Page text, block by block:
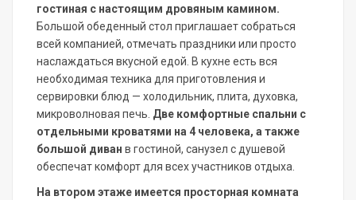
гостиная с настоящим дровяным камином.
Большой обеденный стол приглашает собраться
всей компанией, отмечать праздники или просто
наслаждаться вкусной едой. В кухне есть вся
необходимая техника для приготовления и
сервировки блюд — холодильник, плита, духовка,
микроволновая печь. Две комфортные спальни с
отдельными кроватями на 4 человека, а также
большой диван в гостиной, санузел с душевой
обеспечат комфорт для всех участников отдыха.
На втором этаже имеется просторная комната